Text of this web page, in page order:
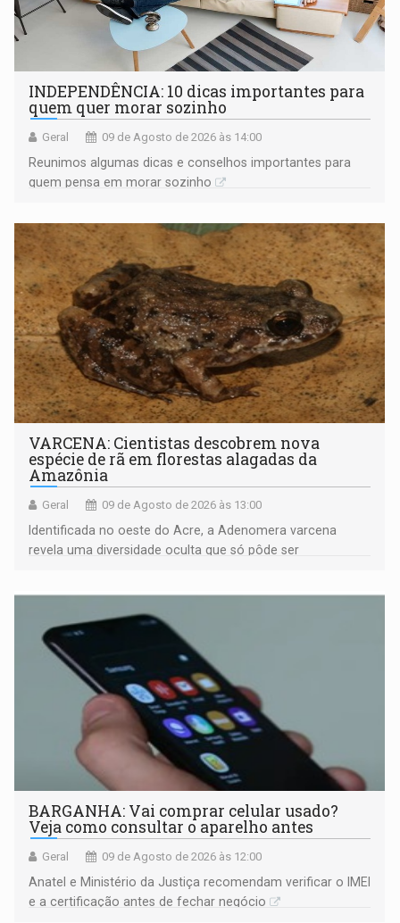
INDEPENDÊNCIA: 10 dicas importantes para
quem quer morar sozinho
Geral 09 de Agosto de 2026 às 14:00
Reunimos algumas dicas e conselhos importantes para
quem pensa em morar sozinho
VARCENA: Cientistas descobrem nova
espécie de rã em florestas alagadas da
Amazônia
Geral 09 de Agosto de 2026 às 13:00
Identificada no oeste do Acre, a Adenomera varcena
revela uma diversidade oculta que só pôde ser
BARGANHA: Vai comprar celular usado?
Veja como consultar o aparelho antes
Geral 09 de Agosto de 2026 às 12:00
Anatel e Ministério da Justiça recomendam verificar o IMEI
e a certificação antes de fechar negócio